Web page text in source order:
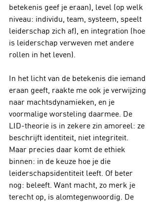
betekenis geef je eraan), level (op welk
niveau: individu, team, systeem, speelt
leiderschap zich af), en integration (hoe
is leiderschap verweven met andere
rollen in het leven).
In het licht van de betekenis die iemand
eraan geeft, raakte me ook je verwijzing
naar machtsdynamieken, en je
voormalige worsteling daarmee. De
LID-theorie is in zekere zin amoreel: ze
beschrijft identiteit, niet integriteit.
Maar precies daar komt de ethiek
binnen: in de keuze hoe je die
leiderschapsidentiteit leeft. Of beter
nog: beleeft. Want macht, zo merk je
terecht op, is alomtegenwoordig. De